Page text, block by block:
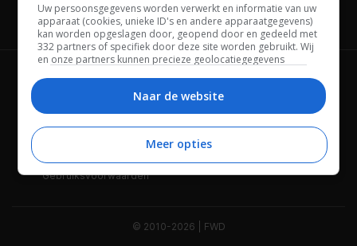
Channels
Wie is FWD Privacybeleid
Adverteren Contact
Gebruiksvoorwaarden
© 2010-2026 | FWD
Uw persoonsgegevens worden verwerkt en informatie van uw
apparaat (cookies, unieke ID's en andere apparaatgegevens)
kan worden opgeslagen door, geopend door en gedeeld met
332 partners of specifiek door deze site worden gebruikt. Wij
en onze partners kunnen precieze geolocatiegegevens
Bepaalde leveranciers kunnen uw persoonsgegevens
beheren. Zoek onderaan deze pagina of in het sitemenu naar
een link om uw toestemming te beheren of in te trekken via de
privacy- en cookie-instellingen.
Naar de website
Meer opties